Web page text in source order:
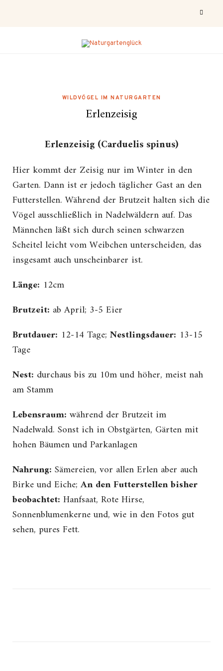
WILDVÖGEL IM NATURGARTEN
Erlenzeisig
Erlenzeisig (Carduelis spinus)
Hier kommt der Zeisig nur im Winter in den
Garten. Dann ist er jedoch täglicher Gast an den
Futterstellen. Während der Brutzeit halten sich die
Vögel ausschließlich in Nadelwäldern auf. Das
Männchen läßt sich durch seinen schwarzen
Scheitel leicht vom Weibchen unterscheiden, das
insgesamt auch unscheinbarer ist.
Länge: 12cm
Brutzeit: ab April; 3-5 Eier
Brutdauer: 12-14 Tage; Nestlingsdauer: 13-15
Tage
Nest: durchaus bis zu 10m und höher, meist nah
am Stamm
Lebensraum:während der Brutzeit im
Nadelwald. Sonst ich in Obstgärten, Gärten mit
hohen Bäumen und Parkanlagen
Nahrung: Sämereien, vor allen Erlen aber auch
Birke und Eiche;An den Futterstellen bisher
beobachtet: Hanfsaat, Rote Hirse,
Sonnenblumenkerne und, wie in den Fotos gut
sehen, pures Fett.